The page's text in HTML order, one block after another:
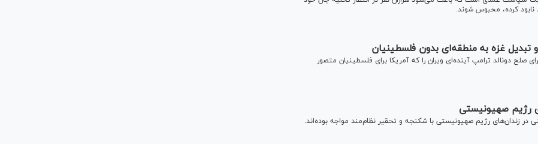
کرده، محبوس شوند.
غزه به منطقه‌ای بدون فلسطینیان
دونالد ترامپ آینده‌ای ویران را که آمریکا برای فلسطینیان متصور
رژیم صهیونیستی
زندان‌های رژیم صهیونیستی با شکنجه و تحقیر نظام‌مند مواجه بوده‌اند.